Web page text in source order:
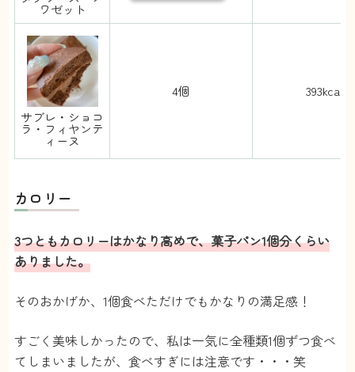
ワゼット
サブレ・ショコ
ラ・フィヤンテ
ィーヌ
4個 393kcal
カロリー
3つともカロリーはかなり高めで、菓子パン1個分くらい
ありました。
そのおかげか、1個食べただけでもかなりの満足感！
すごく美味しかったので、私は一気に全種類1個ずつ食べ
てしまいましたが、食べすぎには注意です・・・笑